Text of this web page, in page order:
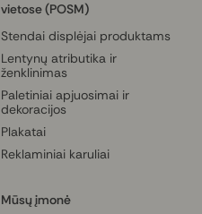
vietose (POSM)
Stendai displėjai produktams
Lentynų atributika ir
ženklinimas
Paletiniai apjuosimai ir
dekoracijos
Plakatai
Reklaminiai karuliai
Mūsų įmonė